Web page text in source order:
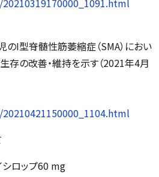
のI型脊髄性筋萎縮症（SMA）におい
存の改善・維持を示す（2021年4月
シロップ60 mg